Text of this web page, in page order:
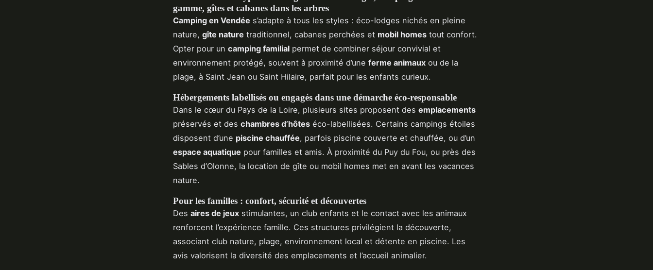
gamme, gîtes et cabanes dans les arbres
Camping en Vendée s’adapte à tous les styles : éco-lodges nichés en pleine
nature, gîte nature traditionnel, cabanes perchées et mobil homes tout confort.
Opter pour un camping familial permet de combiner séjour convivial et
environnement protégé, souvent à proximité d’une ferme animaux ou de la
plage, à Saint Jean ou Saint Hilaire, parfait pour les enfants curieux.
Hébergements labellisés ou engagés dans une démarche éco-responsable
Dans le cœur du Pays de la Loire, plusieurs sites proposent des emplacements
préservés et des chambres d’hôtes éco-labellisées. Certains campings étoiles
disposent d’une piscine chauffée, parfois piscine couverte et chauffée, ou d’un
espace aquatique pour familles et amis. À proximité du Puy du Fou, ou près des
Sables d’Olonne, la location de gîte ou mobil homes met en avant les vacances
nature.
Pour les familles : confort, sécurité et découvertes
Des aires de jeux stimulantes, un club enfants et le contact avec les animaux
renforcent l’expérience famille. Ces structures privilégient la découverte,
associant club nature, plage, environnement local et détente en piscine. Les
avis valorisent la diversité des emplacements et l’accueil animalier.